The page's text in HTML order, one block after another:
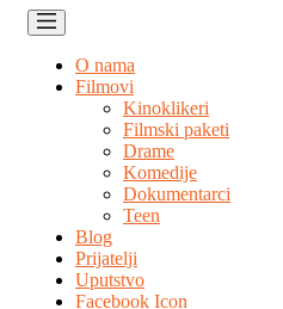
O nama
Filmovi
Kinoklikeri
Filmski paketi
Drame
Komedije
Dokumentarci
Teen
Blog
Prijatelji
Uputstvo
Facebook Icon